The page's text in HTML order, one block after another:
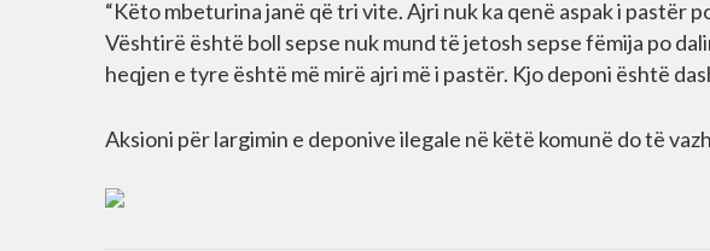
“Këto mbeturina janë që tri vite. Ajri nuk ka qenë aspak i pastër
Vështirë është boll sepse nuk mund të jetosh sepse fëmija po
heqjen e tyre është më mirë ajri më i pastër. Kjo deponi është
Aksioni për largimin e deponive ilegale në këtë komunë do të